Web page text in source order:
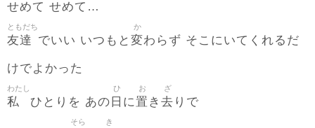
せめて せめて…
友達
ともだち
でいい いつもと 変
か
わらず そこにいてくれるだ
けでよかった
私
わたし
ひとりを あの 日
ひ
に置
お
き 去
ざ
りで
そら き